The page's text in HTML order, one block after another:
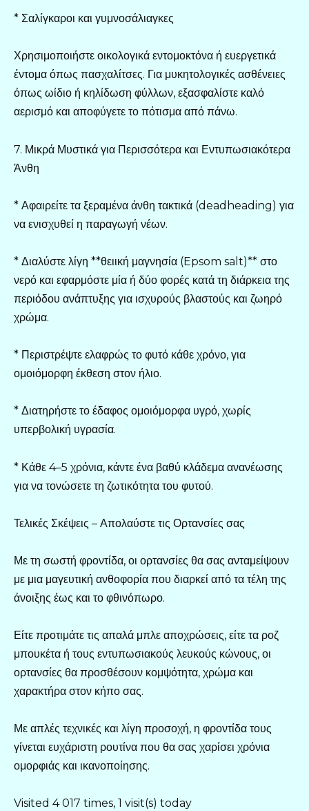
* Σαλίγκαροι και γυμνοσάλιαγκες
Χρησιμοποιήστε οικολογικά εντομοκτόνα ή ευεργετικά
έντομα όπως πασχαλίτσες. Για μυκητολογικές ασθένειες
όπως ωίδιο ή κηλίδωση φύλλων, εξασφαλίστε καλό
αερισμό και αποφύγετε το πότισμα από πάνω.
7. Μικρά Μυστικά για Περισσότερα και Εντυπωσιακότερα
Άνθη
* Αφαιρείτε τα ξεραμένα άνθη τακτικά (deadheading) για
να ενισχυθεί η παραγωγή νέων.
* Διαλύστε λίγη **θειική μαγνησία (Epsom salt)** στο
νερό και εφαρμόστε μία ή δύο φορές κατά τη διάρκεια της
περιόδου ανάπτυξης για ισχυρούς βλαστούς και ζωηρό
χρώμα.
* Περιστρέψτε ελαφρώς το φυτό κάθε χρόνο, για
ομοιόμορφη έκθεση στον ήλιο.
* Διατηρήστε το έδαφος ομοιόμορφα υγρό, χωρίς
υπερβολική υγρασία.
* Κάθε 4–5 χρόνια, κάντε ένα βαθύ κλάδεμα ανανέωσης
για να τονώσετε τη ζωτικότητα του φυτού.
Τελικές Σκέψεις – Απολαύστε τις Ορτανσίες σας
Με τη σωστή φροντίδα, οι ορτανσίες θα σας ανταμείψουν
με μια μαγευτική ανθοφορία που διαρκεί από τα τέλη της
άνοιξης έως και το φθινόπωρο.
Είτε προτιμάτε τις απαλά μπλε αποχρώσεις, είτε τα ροζ
μπουκέτα ή τους εντυπωσιακούς λευκούς κώνους, οι
ορτανσίες θα προσθέσουν κομψότητα, χρώμα και
χαρακτήρα στον κήπο σας.
Με απλές τεχνικές και λίγη προσοχή, η φροντίδα τους
γίνεται ευχάριστη ρουτίνα που θα σας χαρίσει χρόνια
ομορφιάς και ικανοποίησης.
Visited 4 017 times, 1 visit(s) today